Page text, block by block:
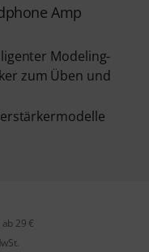
Amp
Modeling-
zum Üben und
29 €